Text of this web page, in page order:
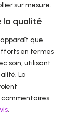
sur mesure.
la qualité
apparaît que
en termes
soin, utilisant
La
.